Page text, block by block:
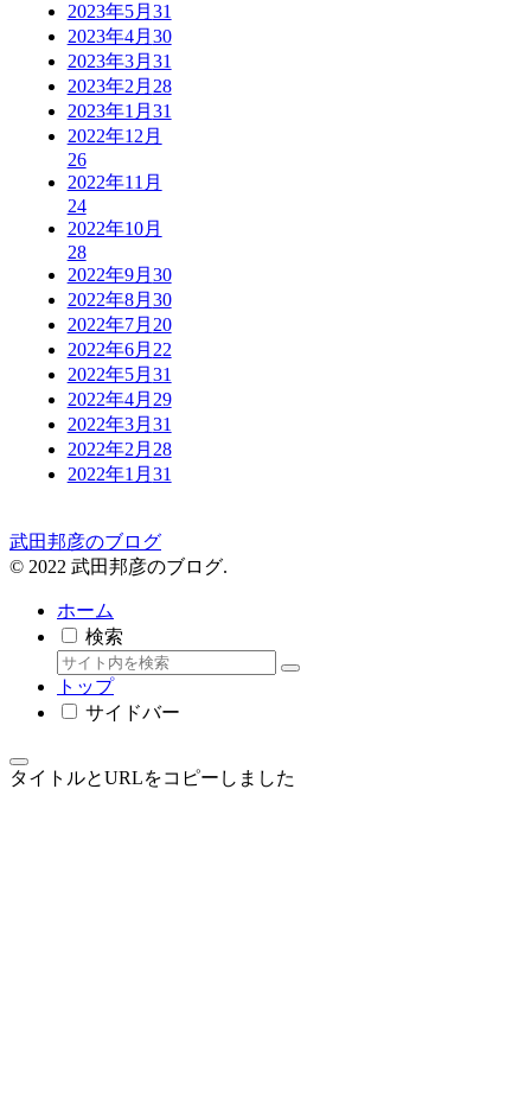
2023年5月 31
2023年4月 30
2023年3月 31
2023年2月 28
2023年1月 31
2022年12月
26
2022年11月
24
2022年10月
28
2022年9月 30
2022年8月 30
2022年7月 20
2022年6月 22
2022年5月 31
2022年4月 29
2022年3月 31
2022年2月 28
2022年1月 31
武田邦彦のブログ
© 2022 武田邦彦のブログ.
ホーム
検索
トップ
サイドバー
タイトルとURLをコピーしました